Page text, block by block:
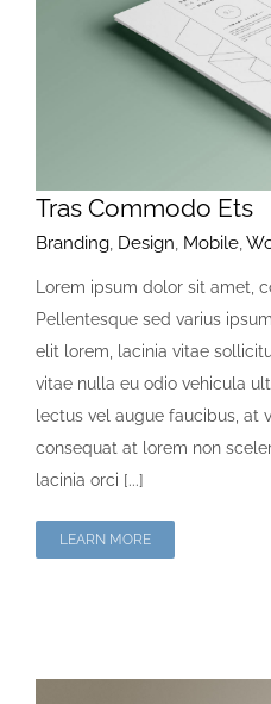
Tras Commodo Ets
Branding, Design, Mobile,
Lorem ipsum dolor sit amet,
Pellentesque sed varius
elit lorem, lacinia vitae
vitae nulla eu odio vehicula
lectus vel augue faucibus, at
consequat at lorem non
lacinia orci [...]
LEARN MORE